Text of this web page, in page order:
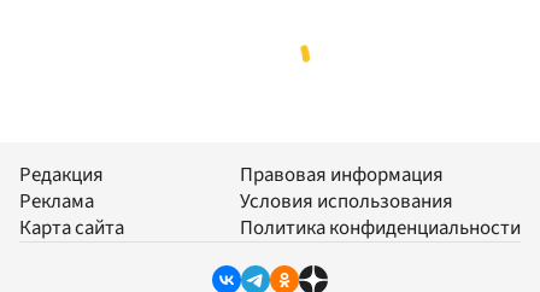
Редакция
Реклама
Карта сайта
Правовая информация
Условия использования
Политика конфиденциальности